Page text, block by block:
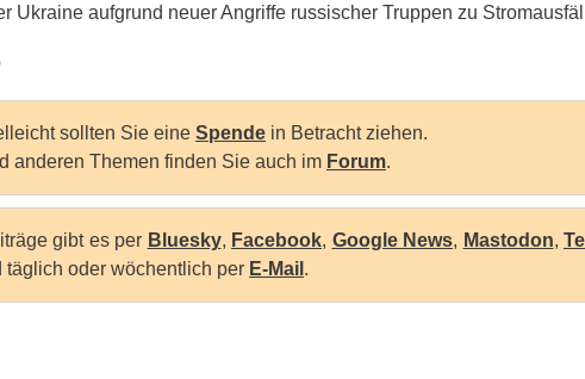
Ukraine aufgrund neuer Angriffe russischer Truppen zu
sollten Sie eine Spende in Betracht ziehen.
anderen Themen finden Sie auch im Forum.
gibt es per Bluesky, Facebook, Google News, Mastodon,
täglich oder wöchentlich per E-Mail .